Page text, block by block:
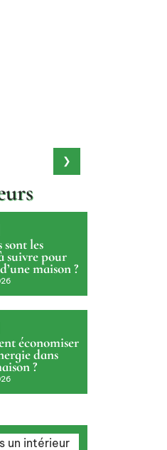
sont les
suivre pour
maison ?
économiser
dans
?